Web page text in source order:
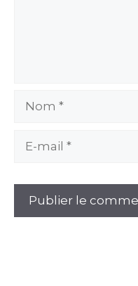
Nom